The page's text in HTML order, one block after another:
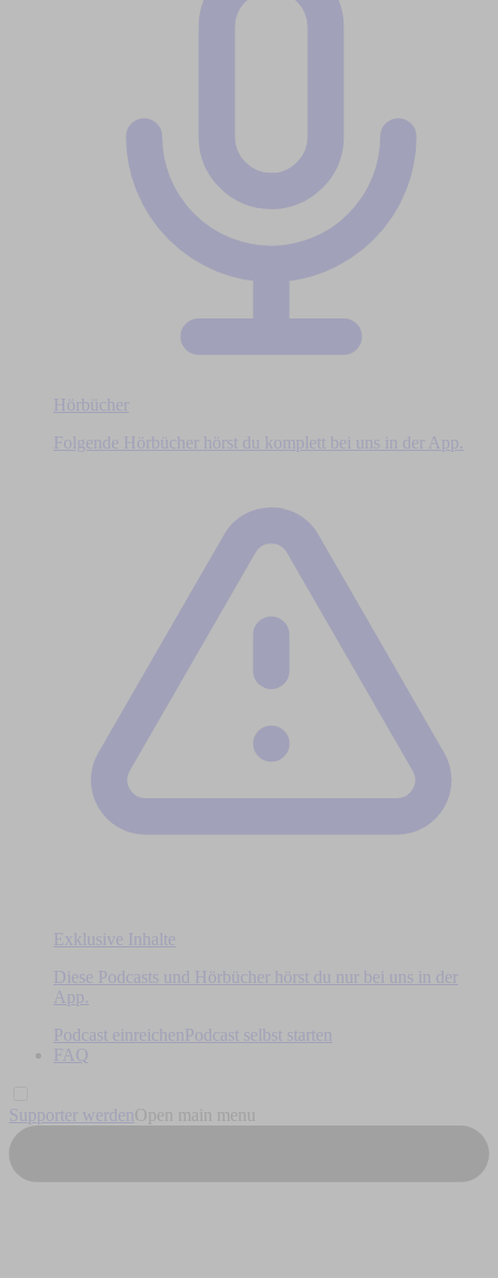
Hörbücher
Folgende Hörbücher hörst du komplett bei uns in der App.
Exklusive Inhalte
Diese Podcasts und Hörbücher hörst du nur bei uns in der
App.
Podcast einreichen
Podcast selbst starten
FAQ
Supporter werden Open main menu